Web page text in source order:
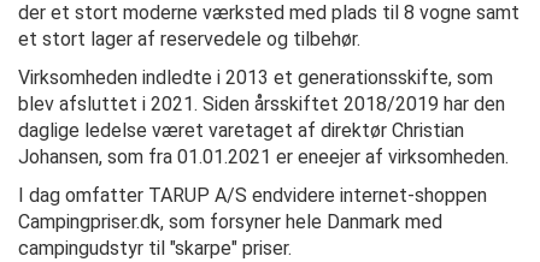
der et stort moderne værksted med plads til 8 vogne samt
et stort lager af reservedele og tilbehør.
Virksomheden indledte i 2013 et generationsskifte, som
blev afsluttet i 2021. Siden årsskiftet 2018/2019 har den
daglige ledelse været varetaget af direktør Christian
Johansen, som fra 01.01.2021 er eneejer af virksomheden.
I dag omfatter TARUP A/S endvidere internet-shoppen
Campingpriser.dk, som forsyner hele Danmark med
campingudstyr til "skarpe" priser.